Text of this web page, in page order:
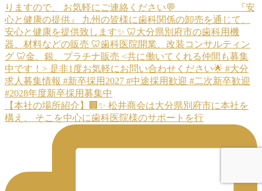
【本社の場所紹介】🏢✨ 松井商会は大分県別府市に本社を
構え、 そこを中心に歯科医院様のサポートを行